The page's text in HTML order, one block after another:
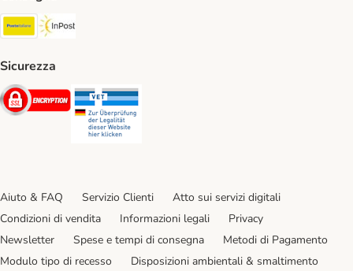
Poste Italiane. Shipping Method
Sicurezza
Security
Aiuto & FAQ Servizio Clienti
Atto sui servizi digitali
Condizioni di vendita
Informazioni legali
Privacy
Newsletter
Spese e tempi di consegna
Metodi di Pagamento
Modulo tipo di recesso
Disposizioni ambientali & smaltimento